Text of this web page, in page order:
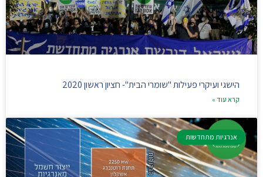
הישגי ועיקרי פעילות "שומרי הבית"- חציון ראשון 2020
קרא עוד »
אנרגיות מתחדשות